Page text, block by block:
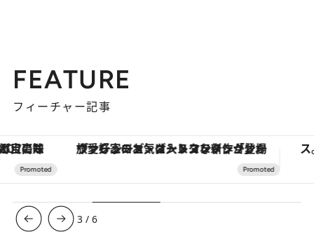
FEATURE
フィーチャー記事
ヴァシュロン・コンスタンタン「オーヴァーシーズ・オートマティック」。旅愛好家のお気に入りコレクションから、ジェンダーレスな新作が登場
3 /6